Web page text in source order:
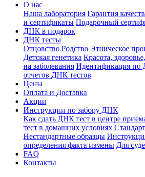
О нас
Наша лаборатория Гарантия
и сертификаты Подарочный
ДНК в подарок
ДНК тесты
Отцовство Родство Этническое
Детская генетика Красота,
на заболевания Идентификация
отчетов ДНК тестов
Цены
Оплата и Доставка
Акции
Инструкции по забору ДНК
Как сдать ДНК тест в центре
тест в домашних условиях
Нестандартные образцы
определения факта измены Для
FAQ
Контакты